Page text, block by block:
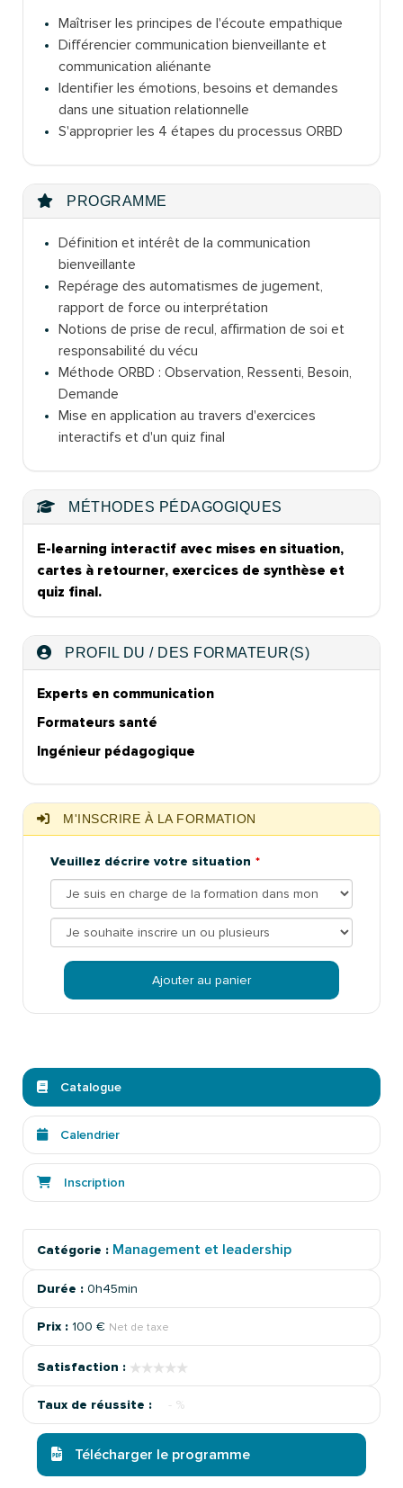
Maîtriser les principes de l'écoute empathique
Différencier communication bienveillante et
communication aliénante
Identifier les émotions, besoins et demandes
dans une situation relationnelle
S'approprier les 4 étapes du processus ORBD
PROGRAMME
Définition et intérêt de la communication
bienveillante
Repérage des automatismes de jugement,
rapport de force ou interprétation
Notions de prise de recul, affirmation de soi et
responsabilité du vécu
Méthode ORBD : Observation, Ressenti, Besoin,
Demande
Mise en application au travers d'exercices
interactifs et d'un quiz final
MÉTHODES PÉDAGOGIQUES
E-learning interactif avec mises en situation,
cartes à retourner, exercices de synthèse et
quiz final.
PROFIL DU / DES FORMATEUR(S)
Experts en communication
Formateurs santé
Ingénieur pédagogique
M'INSCRIRE À LA FORMATION
Veuillez décrire votre situation
Ajouter au panier
Catalogue
Calendrier
Inscription
Catégorie : Management et leadership
Durée : 0h45min
Prix : 100 € Net de taxe
Satisfaction : ★★★★★
★★★★★
Taux de réussite : - %
Télécharger le programme